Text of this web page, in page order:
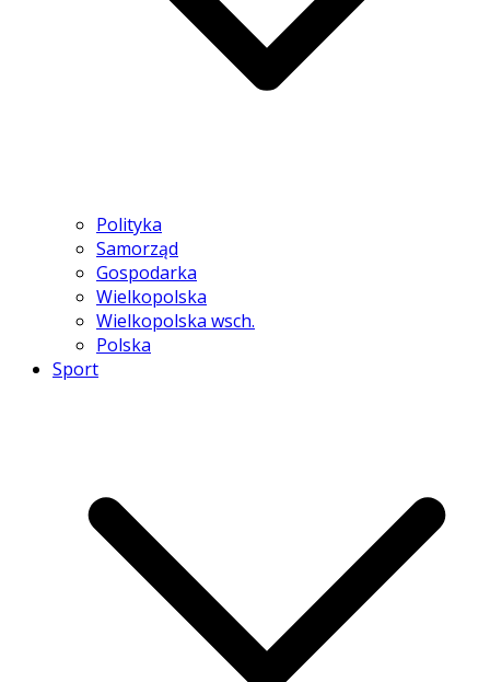
Polityka
Samorząd
Gospodarka
Wielkopolska
Wielkopolska wsch.
Polska
Sport